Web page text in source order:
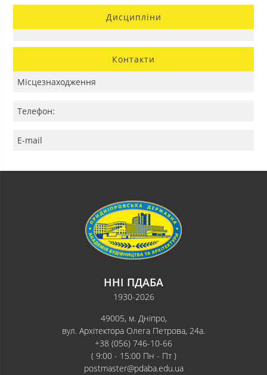
Дисципліни
Контакти
Місцезнаходження
Телефон:
E-mail
ННІ ПДАБА
1930-2026
49005, м. Дніпро,
вул. Архітектора Олега Петрова, 24а.
+38 (056) 746-10-66
( 9:00 - 15:00 Пн - Пт )
postmaster@pdaba.edu.ua